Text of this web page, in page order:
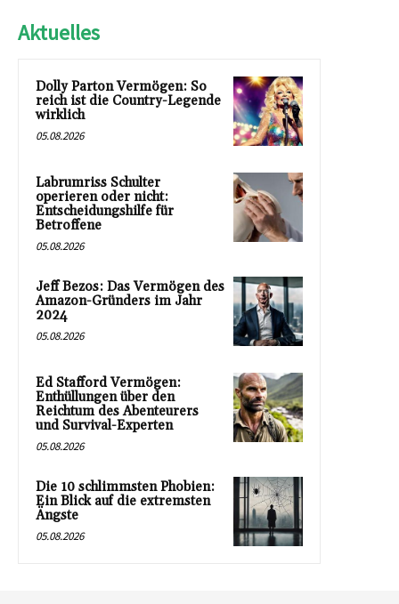
Aktuelles
Dolly Parton Vermögen: So
reich ist die Country-Legende
wirklich
05.08.2026
Labrumriss Schulter
operieren oder nicht:
Entscheidungshilfe für
Betroffene
05.08.2026
Jeff Bezos: Das Vermögen des
Amazon-Gründers im Jahr
2024
05.08.2026
Ed Stafford Vermögen:
Enthüllungen über den
Reichtum des Abenteurers
und Survival-Experten
05.08.2026
Die 10 schlimmsten Phobien:
Ein Blick auf die extremsten
Ängste
05.08.2026